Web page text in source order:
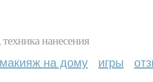
нанесения
на дому игры